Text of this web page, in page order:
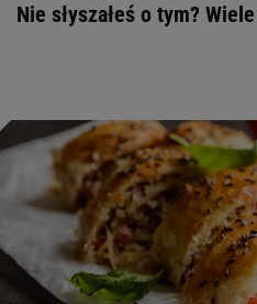
Nie słyszałeś o tym?